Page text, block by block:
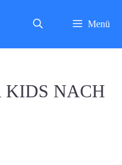
Menü
KIDS NACH